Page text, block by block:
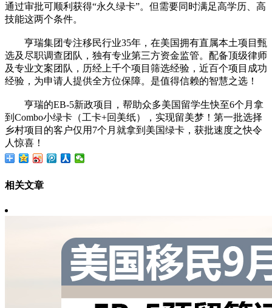
通过审批可顺利获得“永久绿卡”。但需要同时满足高学历、高
技能这两个条件。
亨瑞集团专注移民行业35年，在美国拥有直属本土项目甄
选及尽职调查团队，独有专业第三方资金监管。配备顶级律师
及专业文案团队，历经上千个项目筛选经验，近百个项目成功
经验，为申请人提供全方位保障。是值得信赖的智慧之选！
亨瑞的EB-5新政项目，帮助众多美国留学生快至6个月拿
到Combo小绿卡（工卡+回美纸），实现留美梦！第一批选择
乡村项目的客户仅用7个月就拿到美国绿卡，获批速度之快令
人惊喜！
相关文章